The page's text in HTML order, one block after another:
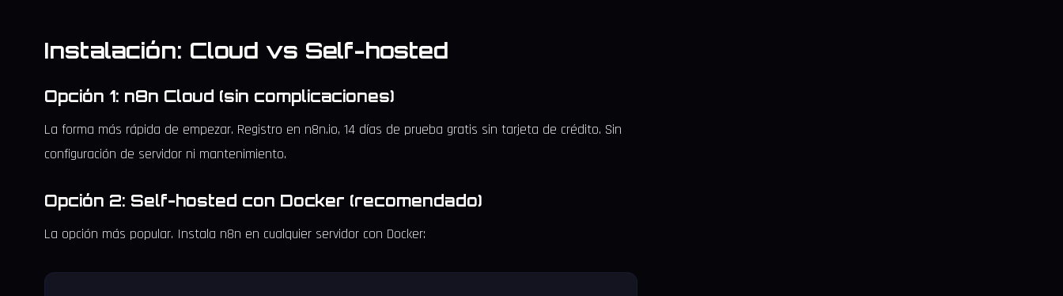
Instalación: Cloud vs Self-hosted
Opción 1: n8n Cloud (sin complicaciones)
La forma más rápida de empezar. Registro en n8n.io, 14 días de prueba gratis sin tarjeta de crédito. Sin
configuración de servidor ni mantenimiento.
Opción 2: Self-hosted con Docker (recomendado)
La opción más popular. Instala n8n en cualquier servidor con Docker: